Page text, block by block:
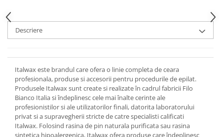
Descriere
Italwax este brandul care ofera o linie completa de ceara
profesionala, produse si accesorii pentru procedurile de epilat.
Produsele Italwax sunt create si realizate în cadrul fabricii Filo
Bianco Italia si îndeplinesc cele mai înalte cerinte ale
profesionistilor si ale utilizatorilor finali, datorita laboratorului
privat si a supravegherii stricte de catre specialisti calificati
Italwax. Folosind rasina de pin naturala purificata sau rasina